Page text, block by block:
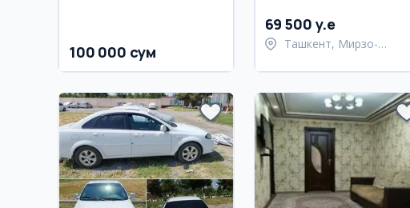
100 000 сум
район
69 500 y.e
Ташкент, Мирзо-